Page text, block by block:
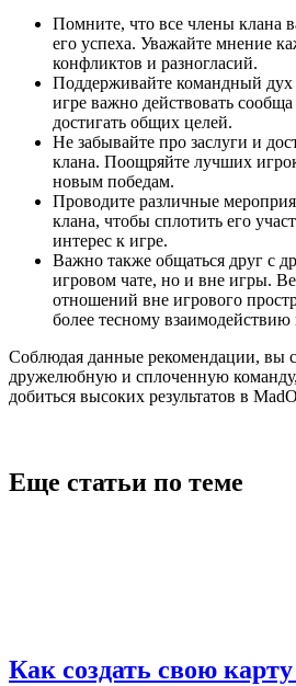
Помните, что все члены клана
его успеха. Уважайте мнение
конфликтов и разногласий.
Поддерживайте командный дух
игре важно действовать
достигать общих целей.
Не забывайте про заслуги и
клана. Поощряйте лучших
новым победам.
Проводите различные
клана, чтобы сплотить его
интерес к игре.
Важно также общаться друг с
игровом чате, но и вне игры.
отношений вне игрового
более тесному
Соблюдая данные рекомендации, вы
дружелюбную и сплоченную
добиться высоких результатов в
Еще статьи по теме
Как создать свою